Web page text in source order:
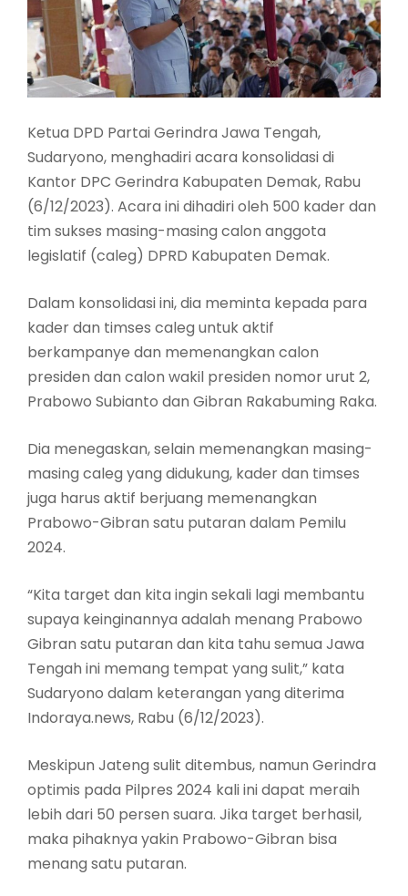
Ketua DPD Partai Gerindra Jawa Tengah,
Sudaryono, menghadiri acara konsolidasi di
Kantor DPC Gerindra Kabupaten Demak, Rabu
(6/12/2023). Acara ini dihadiri oleh 500 kader dan
tim sukses masing-masing calon anggota
legislatif (caleg) DPRD Kabupaten Demak.
Dalam konsolidasi ini, dia meminta kepada para
kader dan timses caleg untuk aktif
berkampanye dan memenangkan calon
presiden dan calon wakil presiden nomor urut 2,
Prabowo Subianto dan Gibran Rakabuming Raka.
Dia menegaskan, selain memenangkan masing-
masing caleg yang didukung, kader dan timses
juga harus aktif berjuang memenangkan
Prabowo-Gibran satu putaran dalam Pemilu
2024.
“Kita target dan kita ingin sekali lagi membantu
supaya keinginannya adalah menang Prabowo
Gibran satu putaran dan kita tahu semua Jawa
Tengah ini memang tempat yang sulit,” kata
Sudaryono dalam keterangan yang diterima
Indoraya.news, Rabu (6/12/2023).
Meskipun Jateng sulit ditembus, namun Gerindra
optimis pada Pilpres 2024 kali ini dapat meraih
lebih dari 50 persen suara. Jika target berhasil,
maka pihaknya yakin Prabowo-Gibran bisa
menang satu putaran.